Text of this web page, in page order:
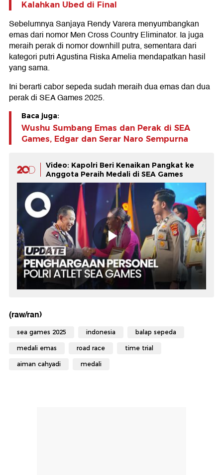
Kalahkan Ubed di Final
Sebelumnya Sanjaya Rendy Varera menyumbangkan
emas dari nomor Men Cross Country Eliminator. Ia juga
meraih perak di nomor downhill putra, sementara dari
kategori putri Agustina Riska Amelia mendapatkan hasil
yang sama.
Ini berarti cabor sepeda sudah meraih dua emas dan dua
perak di SEA Games 2025.
Baca juga:
Wushu Sumbang Emas dan Perak di SEA
Games, Edgar dan Serar Naro Sempurna
Video: Kapolri Beri Kenaikan Pangkat ke
Anggota Peraih Medali di SEA Games
(raw/ran)
sea games 2025 indonesia balap sepeda
medali emas road race time trial
aiman cahyadi medali